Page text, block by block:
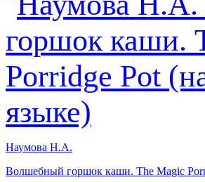
Наумова Н.А.
Волшебный горшок каши. The Magic